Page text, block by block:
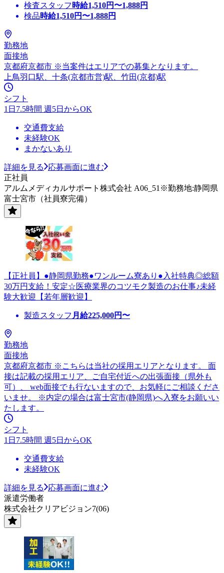
検査スタッフ 時給1,510円〜1,888円
検品時給1,510円〜1,888円
勤務地
面接地
京都府京都市 ※当案件はエリアでの募集となります。
上鳥羽口駅、十条(京都市営)駅、竹田(京都)駅
シフト
1日7.5時間 週5日からOK
交通費支給
未経験OK
まかないあり
詳細を見る
応募画面に進む
正社員
アルムメディカルサポート株式会社 A06_51※勤務地:静岡県
富士宮市（社員寮完備）
【正社員】●静岡県勤務●ワンルーム寮あり●入社特典◎総額
30万円支給！安定☆医療業界のコツモク製造のお仕事♪未経
験大歓迎【若年層歓迎】
製造スタッフ 月給225,000円〜
勤務地
面接地
京都府京都市 ※こちらは当社の採用エリアとなります。 面
接は記載の採用エリア、ご自宅付近への出張面接（県外も
可）、 web面接でも行ないますので、お気軽にご相談くださ
いませ。 ※内定の場合は富士宮市(静岡県)へ入寮をお願いい
たします。
シフト
1日7.5時間 週5日からOK
交通費支給
未経験OK
詳細を見る
応募画面に進む
派遣労働者
株式会社クリアビジョン7(06)